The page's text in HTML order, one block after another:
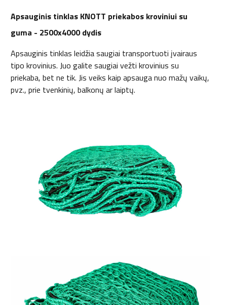
Apsauginis tinklas KNOTT priekabos kroviniui su
guma - 2500x4000 dydis
Apsauginis tinklas leidžia saugiai transportuoti įvairaus
tipo krovinius. Juo galite saugiai vežti krovinius su
priekaba, bet ne tik. Jis veiks kaip apsauga nuo mažų vaikų,
pvz., prie tvenkinių, balkonų ar laiptų.